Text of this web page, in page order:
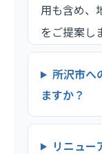
用も含め、
をご提案し
所沢市へ
ますか？
リニュー